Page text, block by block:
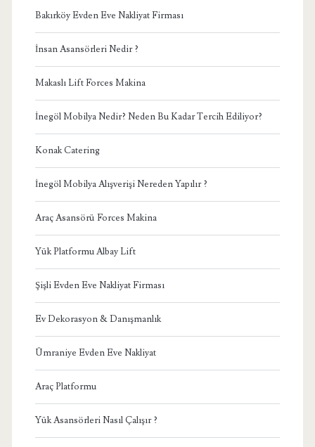
Bakırköy Evden Eve Nakliyat Firması
İnsan Asansörleri Nedir ?
Makaslı Lift Forces Makina
İnegöl Mobilya Nedir? Neden Bu Kadar Tercih Ediliyor?
Konak Catering
İnegöl Mobilya Alışverişi Nereden Yapılır ?
Araç Asansörü Forces Makina
Yük Platformu Albay Lift
Şişli Evden Eve Nakliyat Firması
Ev Dekorasyon & Danışmanlık
Ümraniye Evden Eve Nakliyat
Araç Platformu
Yük Asansörleri Nasıl Çalışır ?